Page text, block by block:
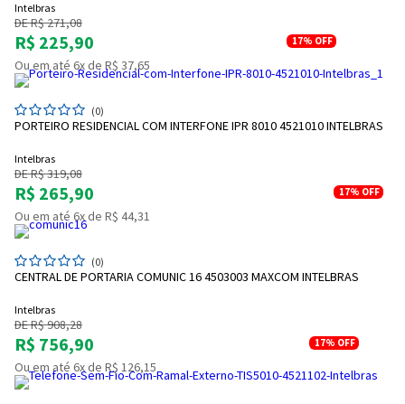
Intelbras
DE R$ 271,08
R$ 225,90 17% OFF
Ou em até 6x de R$ 37,65
(0)
PORTEIRO RESIDENCIAL COM INTERFONE IPR 8010 4521010 INTELBRAS
Intelbras
DE R$ 319,08
R$ 265,90 17% OFF
Ou em até 6x de R$ 44,31
(0)
CENTRAL DE PORTARIA COMUNIC 16 4503003 MAXCOM INTELBRAS
Intelbras
DE R$ 908,28
R$ 756,90 17% OFF
Ou em até 6x de R$ 126,15